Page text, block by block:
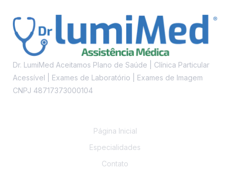
Dr. LumiMed Aceitamos Plano de Saúde | Clínica Particular
Acessível | Exames de Laboratório | Exames de Imagem
CNPJ 48717373000104
Página Inicial
Especialidades
Contato